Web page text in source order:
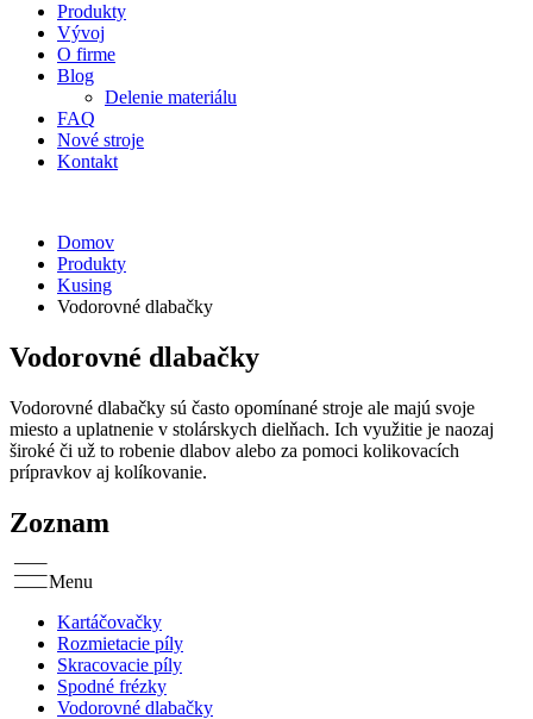
Produkty
Vývoj
O firme
Blog
Delenie materiálu
FAQ
Nové stroje
Kontakt
Domov
Produkty
Kusing
Vodorovné dlabačky
Vodorovné dlabačky
Vodorovné dlabačky sú často opomínané stroje ale majú svoje
miesto a uplatnenie v stolárskych dielňach. Ich využitie je naozaj
široké či už to robenie dlabov alebo za pomoci kolikovacích
prípravkov aj kolíkovanie.
Zoznam
Menu
Kartáčovačky
Rozmietacie píly
Skracovacie píly
Spodné frézky
Vodorovné dlabačky